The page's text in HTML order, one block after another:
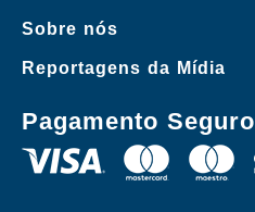
Sobre nós
Reportagens da Mídia
Pagamento Seguro